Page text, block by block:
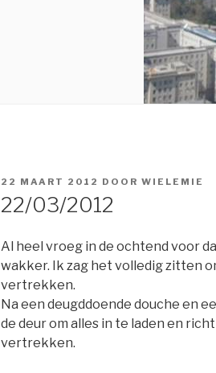
GEPLAATST
OP
22 MAART 2012 DOOR WIELEMIE
22/03/2012
Al heel vroeg in de ochtend voor
wakker. Ik zag het volledig zitten
vertrekken.
Na een deugddoende douche en
de deur om alles in te laden en
vertrekken.